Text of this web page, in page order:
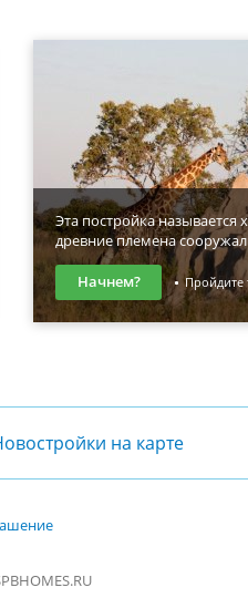
Эта постройка называется
древние племена
Начнем? Пройдите
на карте